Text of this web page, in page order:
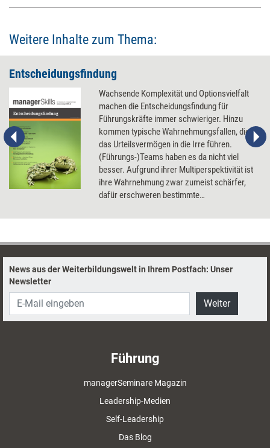
Weitere Inhalte zum Thema:
Entscheidungsfindung
Wachsende Komplexität und Optionsvielfalt
machen die Entscheidungsfindung für
Führungskräfte immer schwieriger. Hinzu
kommen typische Wahrnehmungsfallen, die
das Urteilsvermögen in die Irre führen.
(Führungs-)Teams haben es da nicht viel
besser. Aufgrund ihrer Multiperspektivität ist
ihre Wahrnehmung zwar zumeist schärfer,
dafür erschweren bestimmte
gefunden respektive die besten gewählt
helfen, alleine oder im Team zu besseren
Entscheidungen zu kommen.
News aus der Weiterbildungswelt in Ihrem Postfach: Unser
Newsletter
Weiter
Führung
managerSeminare Magazin
Leadership-Medien
Self-Leadership
Das Blog